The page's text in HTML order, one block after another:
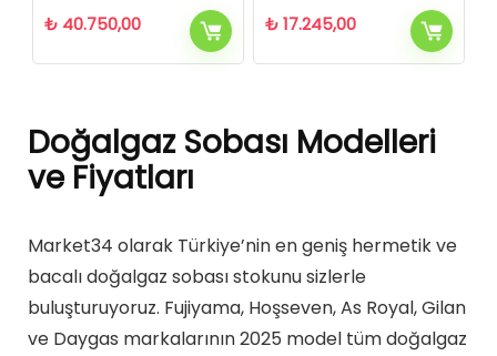
₺40.750,00 ₺17.245,00
Doğalgaz Sobası Modelleri
ve Fiyatları
Market34 olarak Türkiye’nin en geniş hermetik ve
bacalı doğalgaz sobası stokunu sizlerle
buluşturuyoruz. Fujiyama, Hoşseven, As Royal, Gilan
ve Daygas markalarının 2025 model tüm doğalgaz